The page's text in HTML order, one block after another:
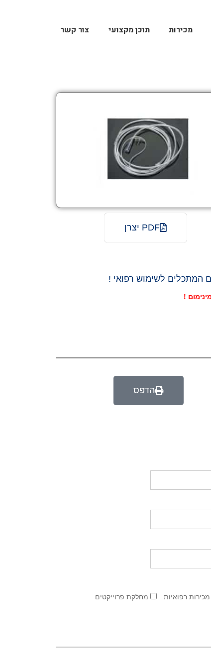
מכירות תוכן מקצועי צור קשר
PDF יצרן
הדפס
מכירות רפואיות מחלקת פרוייקטים